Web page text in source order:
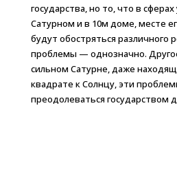
государства, но то, что в
Сатурном и в 10м доме, месте
будут обостряться различного
проблемы — однозначно.
сильном Сатурне, даже
квадрате к Солнцу, эти
преодолеваться государством